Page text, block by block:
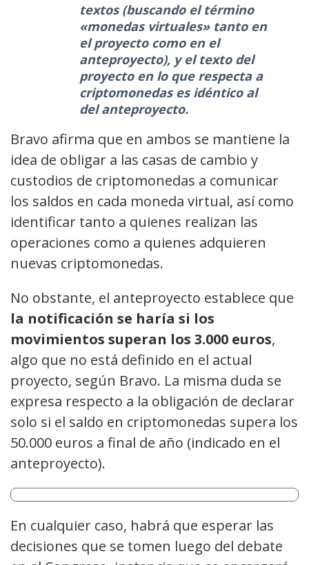
textos (buscando el término
«monedas virtuales» tanto en
el proyecto como en el
anteproyecto), y el texto del
proyecto en lo que respecta a
criptomonedas es idéntico al
del anteproyecto.
Bravo afirma que en ambos se mantiene la
idea de obligar a las casas de cambio y
custodios de criptomonedas a comunicar
los saldos en cada moneda virtual, así como
identificar tanto a quienes realizan las
operaciones como a quienes adquieren
nuevas criptomonedas.
No obstante, el anteproyecto establece que
la notificación se haría si los
movimientos superan los 3.000 euros,
algo que no está definido en el actual
proyecto, según Bravo. La misma duda se
expresa respecto a la obligación de declarar
solo si el saldo en criptomonedas supera los
50.000 euros a final de año (indicado en el
anteproyecto).
En cualquier caso, habrá que esperar las
decisiones que se tomen luego del debate